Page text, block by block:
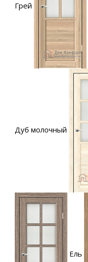
Грей
Дуб молочный
Ель